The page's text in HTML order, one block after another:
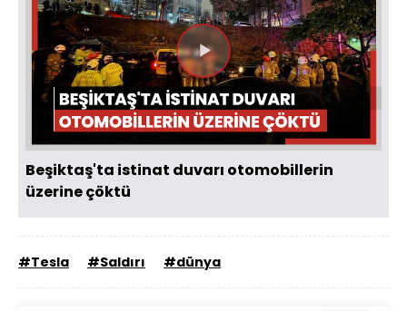
Videoyu
Oynat
Beşiktaş'ta istinat duvarı otomobillerin
üzerine çöktü
#Tesla #Saldırı #dünya